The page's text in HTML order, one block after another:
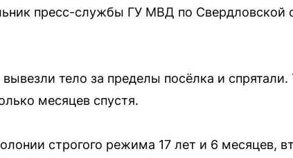
пресс-службы ГУ МВД по Свердловской
тело за пределы посёлка и спрятали.
месяцев спустя.
строгого режима 17 лет и 6 месяцев,